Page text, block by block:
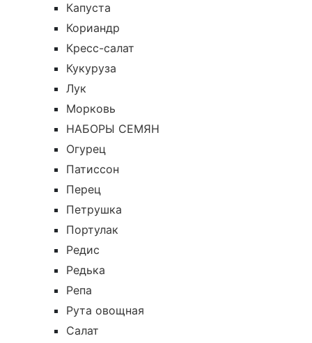
Капуста
Кориандр
Кресс-салат
Кукуруза
Лук
Морковь
НАБОРЫ СЕМЯН
Огурец
Патиссон
Перец
Петрушка
Портулак
Редис
Редька
Репа
Рута овощная
Салат